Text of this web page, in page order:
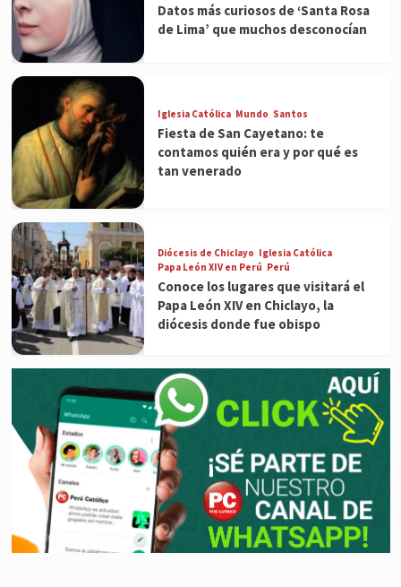
Datos más curiosos de ‘Santa Rosa
de Lima’ que muchos desconocían
Iglesia Católica Mundo Santos
Fiesta de San Cayetano: te
contamos quién era y por qué es
tan venerado
Diócesis de Chiclayo Iglesia Católica
Papa León XIV en Perú Perú
Conoce los lugares que visitará el
Papa León XIV en Chiclayo, la
diócesis donde fue obispo